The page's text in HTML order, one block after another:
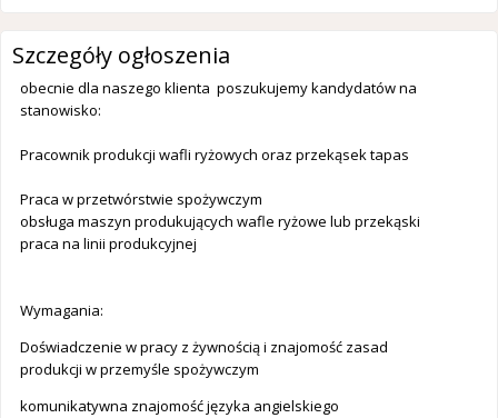
Szczegóły ogłoszenia
obecnie dla naszego klienta poszukujemy kandydatów na
stanowisko:
Pracownik produkcji wafli ryżowych oraz przekąsek tapas
Praca w przetwórstwie spożywczym
obsługa maszyn produkujących wafle ryżowe lub przekąski
praca na linii produkcyjnej
Wymagania:
Doświadczenie w pracy z żywnością i znajomość zasad
produkcji w przemyśle spożywczym
komunikatywna znajomość języka angielskiego